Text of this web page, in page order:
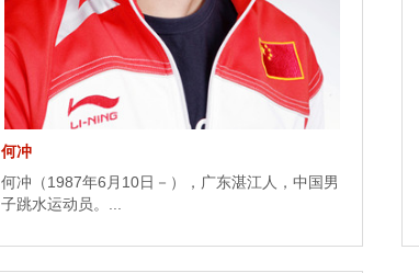
何冲
何冲（1987年6月10日－），广东湛江人，中国男
子跳水运动员。...